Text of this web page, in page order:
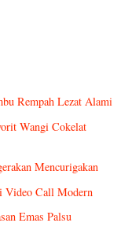
Rempah Lezat Alami
Wangi Cokelat
Mencurigakan
Video Call Modern
Emas Palsu